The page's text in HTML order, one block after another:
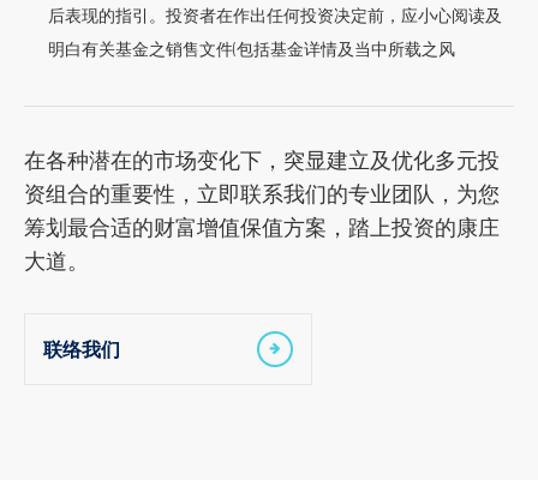
后表现的指引。投资者在作出任何投资决定前，应小心阅读及
明白有关基金之销售文件(包括基金详情及当中所载之风
在各种潜在的市场变化下，突显建立及优化多元投
资组合的重要性，立即联系我们的专业团队，为您
筹划最合适的财富增值保值方案，踏上投资的康庄
大道。
联络我们